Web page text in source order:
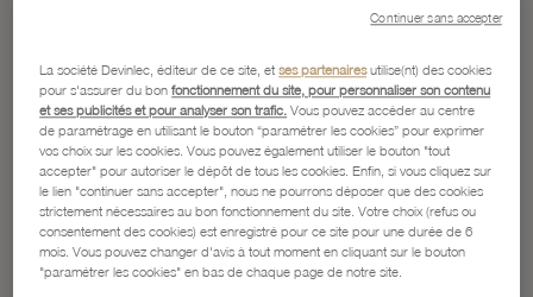
La société Devinlec, éditeur de ce site, etses partenairesutilise(nt) des cookies
pour s'assurer du bonfonctionnement du site, pour personnaliser son contenu
et ses publicités et pour analyser son trafic. Vous pouvez accéder au centre
de paramétrage en utilisant le bouton “paramétrer les cookies” pour exprimer
vos choix sur les cookies. Vous pouvez également utiliser le bouton "tout
accepter" pour autoriser le dépôt de tous les cookies. Enfin, si vous cliquez sur
le lien "continuer sans accepter", nous ne pourrons déposer que des cookies
strictement nécessaires au bon fonctionnement du site. Votre choix (refus ou
consentement des cookies) est enregistré pour ce site pour une durée de 6
mois. Vous pouvez changer d'avis à tout moment en cliquant sur le bouton
"paramétrer les cookies" en bas de chaque page de notre site.
Continuer sans accepter